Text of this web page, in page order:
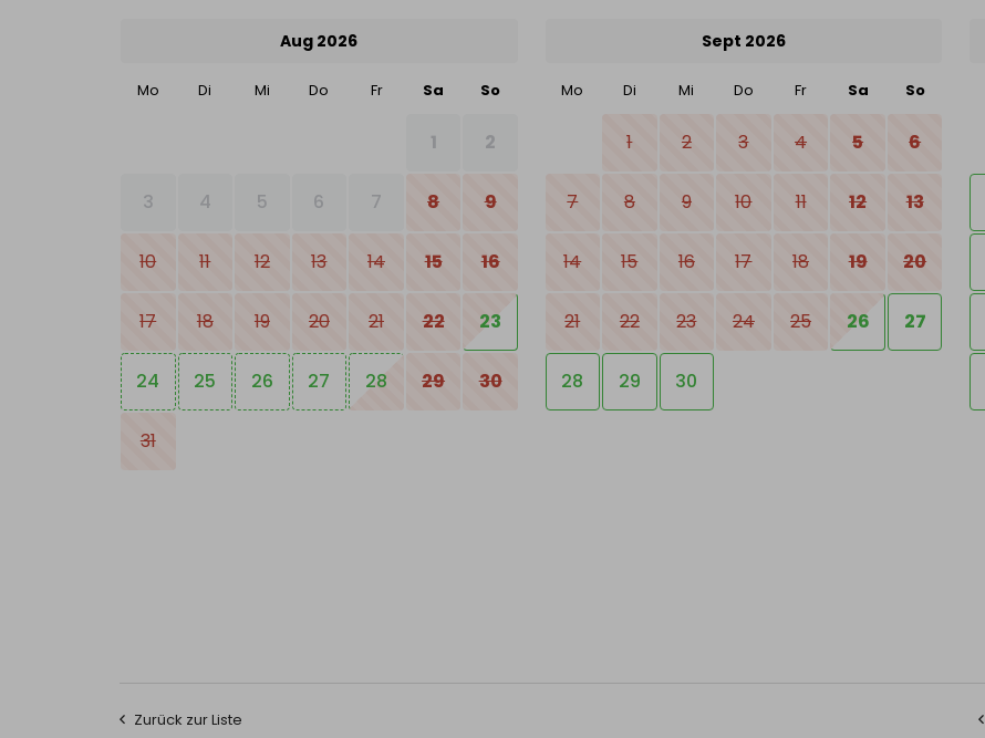
Aug 2026
Mo Di Mi Do Fr Sa So
1 2
3 4 5 6 7 8 9
10 11 12 13 14 15 16
17 18 19 20 21 22 23
24 25 26 27 28 29 30
31
Sept 2026
Mo Di Mi Do Fr Sa So
1 2 3 4 5 6
7 8 9 10 11 12 13
14 15 16 17 18 19 20
21 22 23 24 25 26 27
28 29 30
Zurück zur Liste